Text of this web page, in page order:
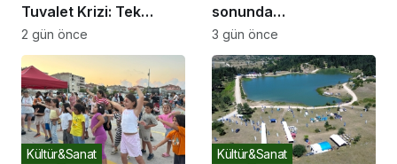
Tuvalet Krizi: Tek
Tuvalet Binlerce
Ziyaretçiye Yetmiyor
2 gün önce
sonunda
doğaseverlerin akınına
uğradı
3 gün önce
Kültür&Sanat Kültür&Sanat